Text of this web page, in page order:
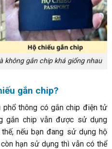
không gắn chip khá giống nhau
gắn chip?
phổ thông có gắn chip điện tử
gắn chip vẫn được sử dụng
nếu bạn đang sử dụng hộ
hạn sử dụng thì vẫn có thể